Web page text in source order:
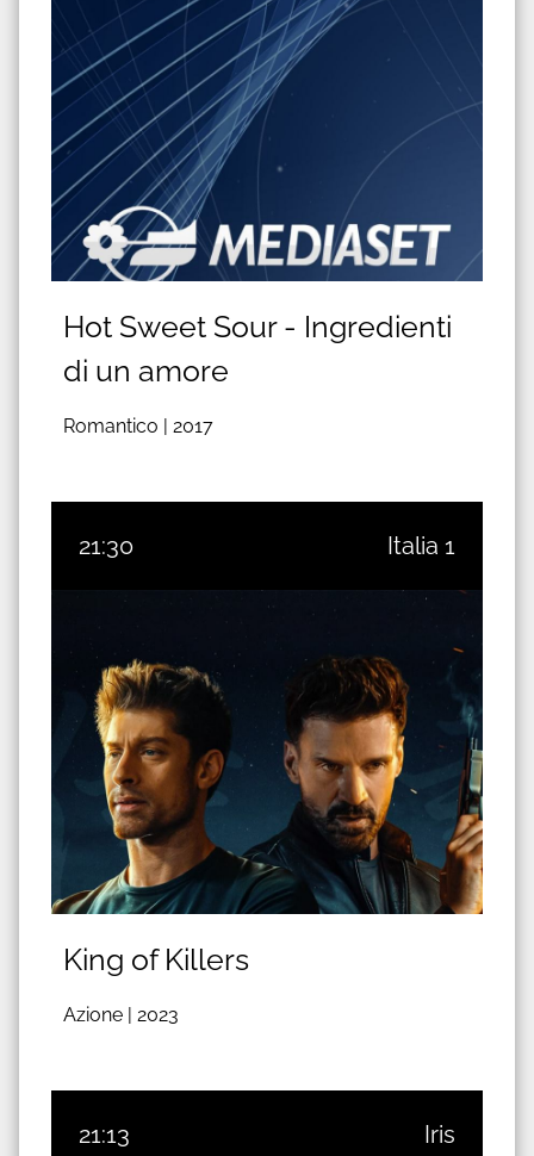
Hot Sweet Sour - Ingredienti
di un amore
Romantico | 2017
21:30 Italia 1
King of Killers
Azione | 2023
21:13 Iris